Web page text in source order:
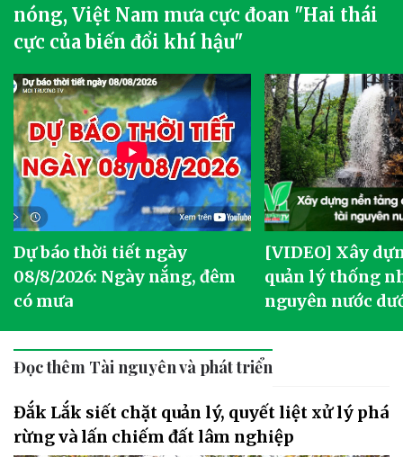
nóng, Việt Nam mưa cực đoan "Hai thái
cực của biến đổi khí hậu"
Dự báo thời tiết ngày
08/8/2026: Ngày nắng, đêm
có mưa
[VIDEO] Xây
quản lý thống
nguyên nước
Đọc thêm Tài nguyên và phát triển
Đắk Lắk siết chặt quản lý, quyết liệt xử lý phá
rừng và lấn chiếm đất lâm nghiệp